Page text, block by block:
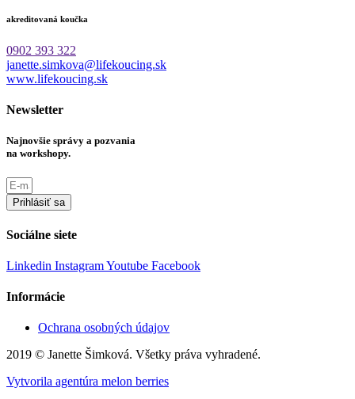
akreditovaná koučka
0902 393 322
janette.simkova@lifekoucing.sk
www.lifekoucing.sk
Newsletter
Najnovšie správy a pozvania
na workshopy.
Prihlásiť sa
Sociálne siete
Linkedin InstagramYoutube Facebook
Informácie
Ochrana osobných údajov
2019 © Janette Šimková. Všetky práva vyhradené.
Vytvorila agentúra melon berries